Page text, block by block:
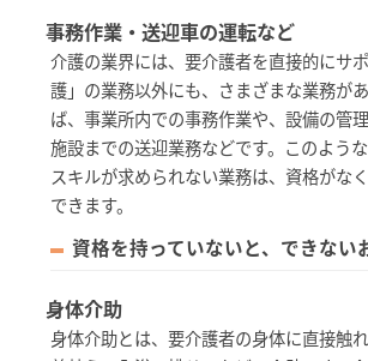
事務作業・送迎車の運転など
介護の業界には、要介護者を直接的にサ
護」の業務以外にも、さまざまな業務が
ば、事業所内での事務作業や、設備の管
施設までの送迎業務などです。このよう
スキルが求められない業務は、資格がな
できます。
資格を持っていないと、できない
身体介助
身体介助とは、要介護者の身体に直接触